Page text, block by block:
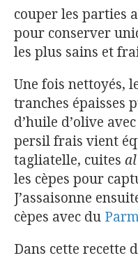
couper les parties
pour conserver
les plus sains et
Une fois nettoyés,
tranches épaisses
d’huile d’olive
persil frais vient
tagliatelle, cuites al
les cèpes pour
J’assaisonne
cèpes avec du
Dans cette recette